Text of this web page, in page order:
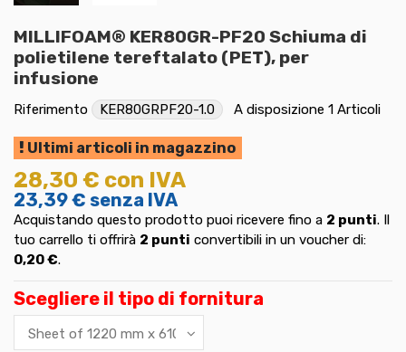
MILLIFOAM® KER80GR-PF20 Schiuma di
polietilene tereftalato (PET), per
infusione
Riferimento KER80GRPF20-1.0 A disposizione 1 Articoli
Ultimi articoli in magazzino
28,30 € con IVA
23,39 € senza IVA
Acquistando questo prodotto puoi ricevere fino a 2 punti. Il
tuo carrello ti offrirà 2 punti convertibili in un voucher di:
0,20 €.
Scegliere il tipo di fornitura